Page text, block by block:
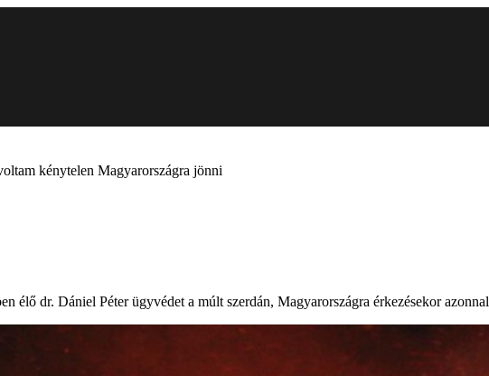
kénytelen Magyarországra jönni
élő dr. Dániel Péter ügyvédet a múlt szerdán, Magyarországra érkezésekor azonnal